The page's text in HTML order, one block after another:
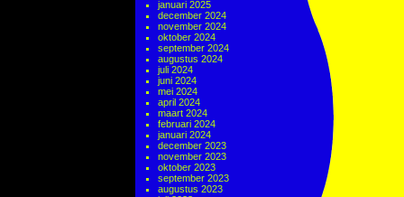
januari 2025
december 2024
november 2024
oktober 2024
september 2024
augustus 2024
juli 2024
juni 2024
mei 2024
april 2024
maart 2024
februari 2024
januari 2024
december 2023
november 2023
oktober 2023
september 2023
augustus 2023